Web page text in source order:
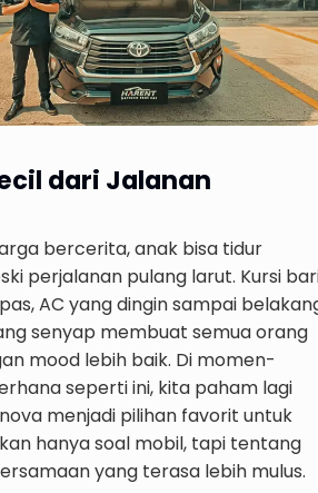
dari Jalanan
bercerita, anak bisa tidur
perjalanan pulang larut. Kursi
AC yang dingin sampai
senyap membuat semua orang
mood lebih baik. Di momen-
seperti ini, kita paham lagi
menjadi pilihan favorit untuk
hanya soal mobil, tapi tentang
yang terasa lebih mulus.